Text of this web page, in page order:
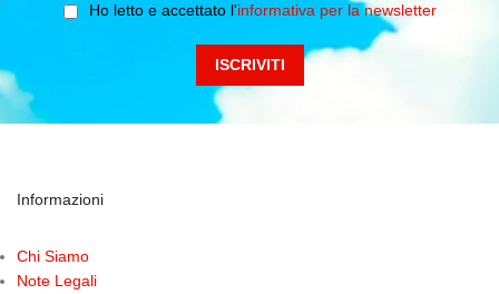
Ho letto e accettato l'informativa per la newsletter
Informazioni
Chi Siamo
Note Legali